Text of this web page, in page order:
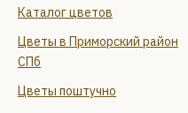
Каталог цветов
Цветы в Приморский район
СПб
Цветы поштучно